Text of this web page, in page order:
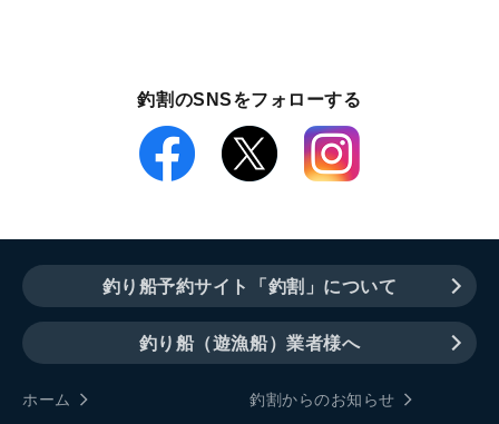
釣割のSNSをフォローする
釣り船予約サイト「釣割」について
釣り船（遊漁船）業者様へ
ホーム
釣割からのお知らせ